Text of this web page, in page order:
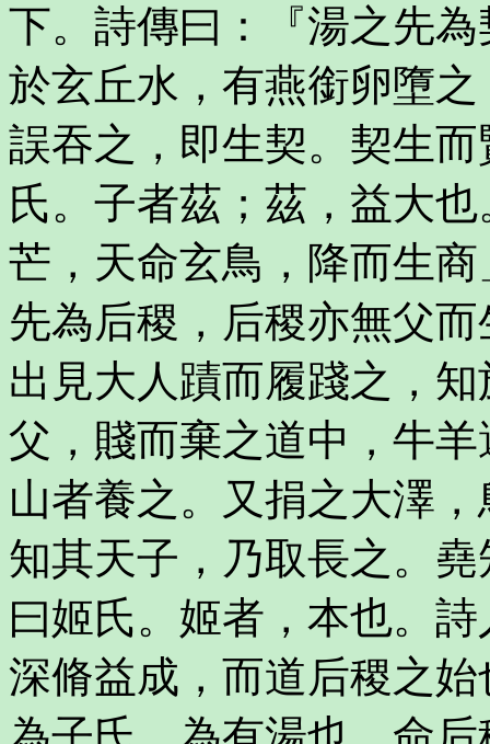
下。詩傳曰：『湯之先
於玄丘水，有燕銜卵墮
誤吞之，即生契。契生
氏。子者茲；茲，益大
芒，天命玄鳥，降而生
先為后稷，后稷亦無父
出見大人蹟而履踐之，
父，賤而棄之道中，牛
山者養之。又捐之大澤
知其天子，乃取長之。
曰姬氏。姬者，本也。
深脩益成，而道后稷之